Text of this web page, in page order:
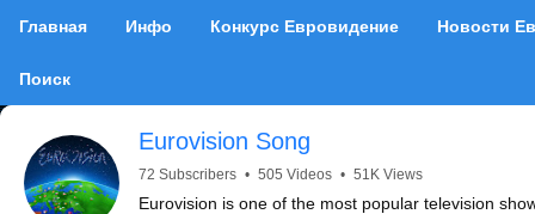
Главная Инфо Конкурс Евровидение Новости
Поиск
Eurovision Song
72 Subscribers • 505 Videos • 51K Views
Eurovision is one of the most popular television